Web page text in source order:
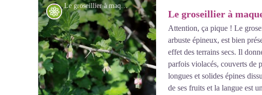
Voir l'image en plein écran
Le groseillier à maquereaux - Dentant Cédric - Parc national des Écrins
Flore Le groseillier à
Attention, ça pique ! Le
arbuste épineux, est bien
effet des terrains secs. Il
parfois violacés, couverts de
longues et solides épines
de ses fruits et la langue est